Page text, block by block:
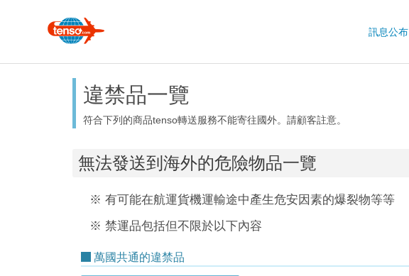
訊息公布
違禁品一覽
符合下列的商品tenso轉送服務不能寄往國外。請顧客註意。
無法發送到海外的危險物品一覽
※ 有可能在航運貨機運輸途中產生危安因素的爆裂物等等
※ 禁運品包括但不限於以下內容
萬國共通的違禁品